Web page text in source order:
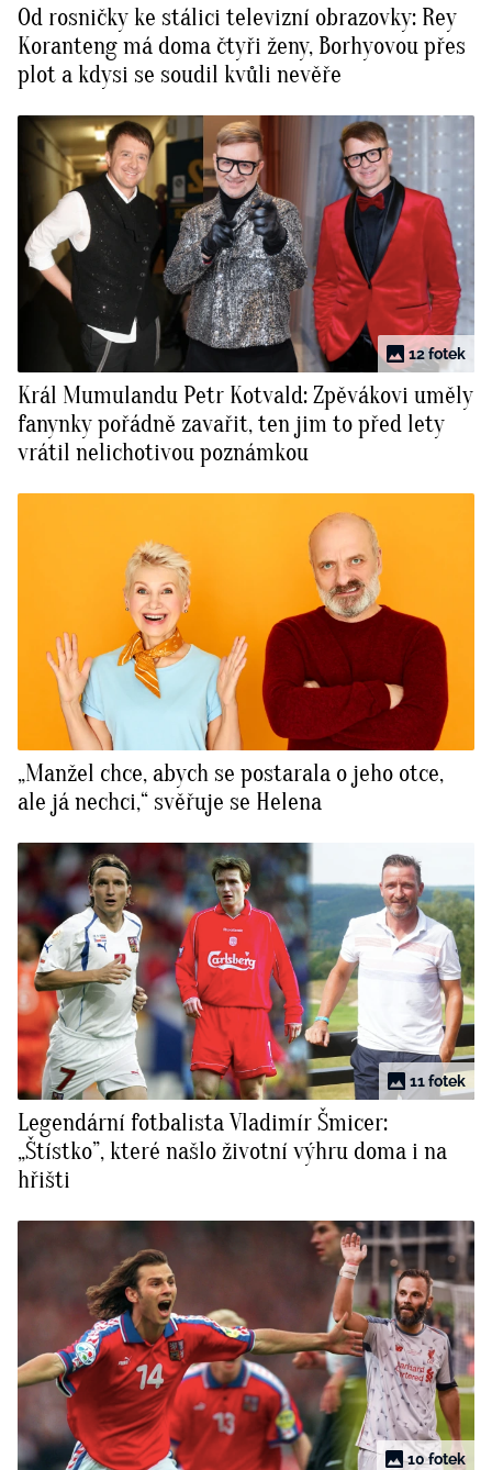
Rady a tipy
BurdaMedia
Extra
SVĚT ŽENY - 599 KČ
SADA PRODUKTŮ MANA (10 ks)
Od rosničky ke stálici televizní obrazovky: Rey
Koranteng má doma čtyři ženy, Borhyovou přes
plot a kdysi se soudil kvůli nevěře
12 fotek
Král Mumulandu Petr Kotvald: Zpěvákovi uměly
fanynky pořádně zavařit, ten jim to před lety
vrátil nelichotivou poznámkou
„Manžel chce, abych se postarala o jeho otce,
ale já nechci,“ svěřuje se Helena
11 fotek
Legendární fotbalista Vladimír Šmicer:
„Štístko”, které našlo životní výhru doma i na
hřišti
10 fotek